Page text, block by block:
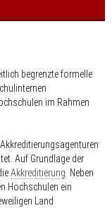
begrenzte formelle
im Rahmen
Auf Grundlage der
Akkreditierung . Neben
Hochschulen ein
Land